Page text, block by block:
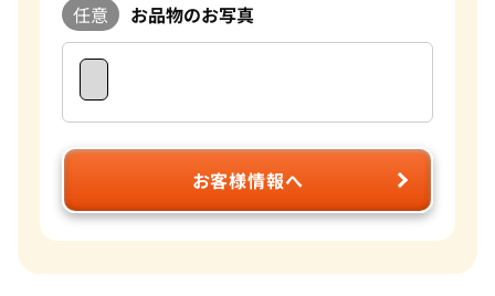
好きなブランド ロレックス
過去の買取品例高級時計全般
おたからやでは毎日数千点の時計の査定をしております。現
在、おたからやは海外にも販路を持っており、世界基準での査
定が可能になっています。現在は円安のため海外に販売するこ
とで従来よりも高値でお買取をすることができます。お客様に
満足していただける自信がありますので是非おたからやをご
利用ください。 おたからやでは、動かなくなった時計や、部
品のみになってしまったものでも買取が可能です。実際壊れて
しまった時計であっても100万円以上で買取できることは度々
ございます。気になるものがございましたら一度ご相談くださ
任意 お品物のお写真
お客様情報へ